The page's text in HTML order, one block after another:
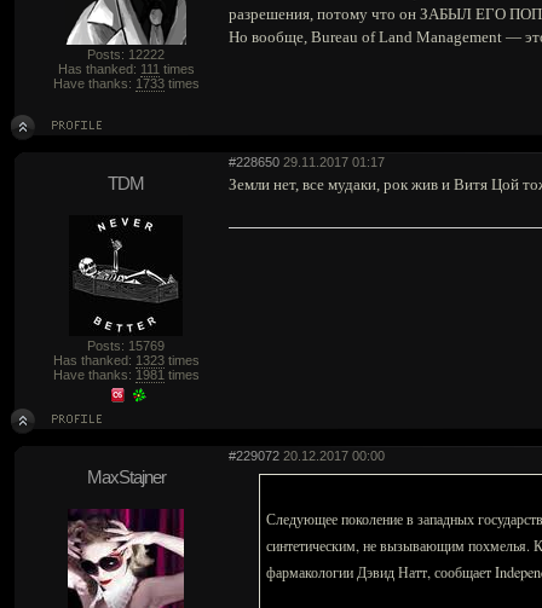
Posts: 12222
Has thanked: 111 times
Have thanks: 1733times
разрешения, потому что он ЗАБЫЛ ЕГО
Но вообще, Bureau of Land Management —
#228650 29.11.2017 01:17
TDM
Posts: 15769
Has thanked: 1323times
Have thanks: 1981 times
Земли нет, все мудаки, рок жив и Витя Цой
#229072 20.12.2017 00:00
MaxStajner
Следующее поколение в западных
синтетическим, не вызывающим похмелья.
фармакологии Дэвид Натт, сообщает